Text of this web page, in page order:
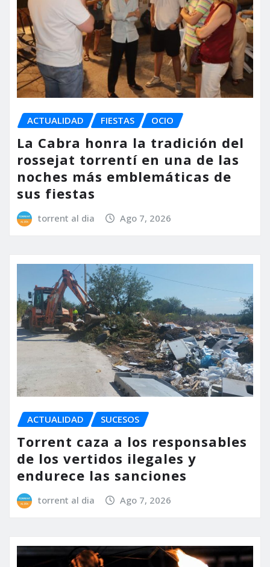
ACTUALIDAD FIESTAS OCIO
La Cabra honra la tradición del
rossejat torrentí en una de las
noches más emblemáticas de
sus fiestas
torrent al dia Ago 7, 2026
ACTUALIDAD SUCESOS
Torrent caza a los responsables
de los vertidos ilegales y
endurece las sanciones
torrent al dia Ago 7, 2026